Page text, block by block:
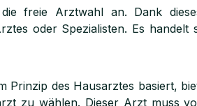
freie Arztwahl an. Dank
oder Spezialisten. Es handelt
Prinzip des Hausarztes basiert,
zu wählen. Dieser Arzt muss